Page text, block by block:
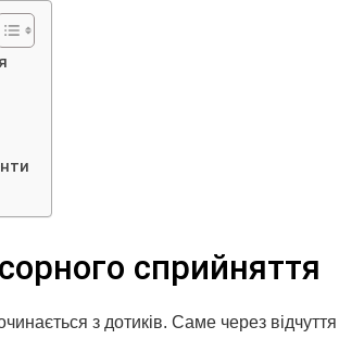
сприйняття
з дотиків. Саме через